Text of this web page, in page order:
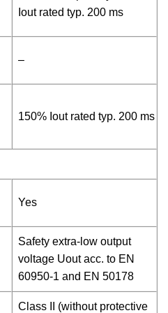
Iout rated typ. 200 ms
–
150% Iout rated typ. 200 ms
Yes
Safety extra-low output
voltage Uout acc. to EN
60950-1 and EN 50178
Class II (without protective